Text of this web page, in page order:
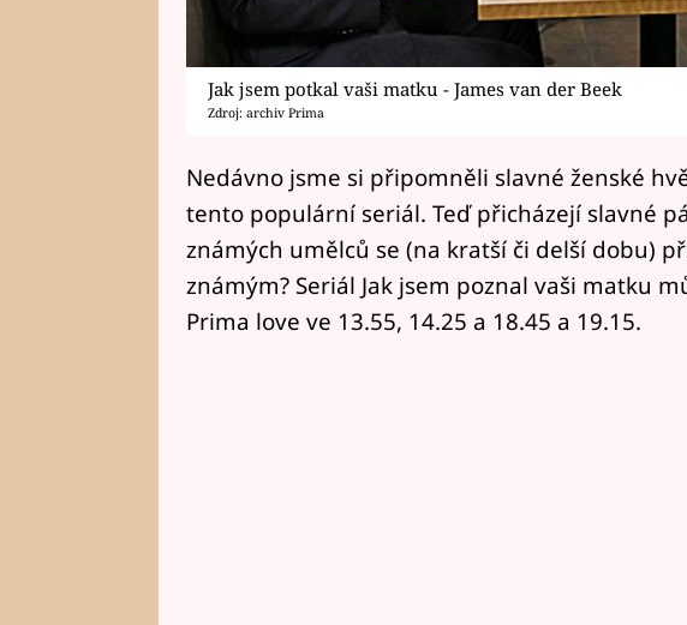
Jak jsem potkal vaši matku - James van der Beek
Zdroj: archiv Prima
Nedávno jsme si připomněli slavné ženské
tento populární seriál. Teď přicházejí slavné
známých umělců se (na kratší či delší dobu)
známým? Seriál Jak jsem poznal vaši matku
Prima love ve 13.55, 14.25 a 18.45 a 19.15.